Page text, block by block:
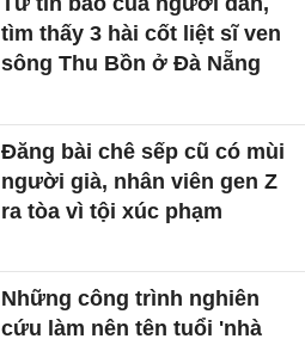
tìm thấy 3 hài cốt liệt sĩ ven
sông Thu Bồn ở Đà Nẵng
Đăng bài chê sếp cũ có mùi
người già, nhân viên gen Z
ra tòa vì tội xúc phạm
Những công trình nghiên
cứu làm nên tên tuổi 'nhà